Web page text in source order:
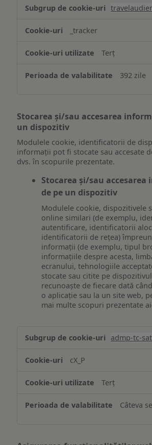
_tracker
Terț
392 zile
Stocarea și/sau accesarea
un dispozitiv
Modulele cookie, identificatorii de
informații pot fi stocate sau accesate
dvs. în scopurile prezentate.
Stocarea și/sau
de pe un dispozitiv
Modulele cookie, dispozitivele
online similari (de exemplu,
autentificare, identificatorii
identificatorii de rețea)
informații (de exemplu, tipul
informațiile despre acesta,
ecranului, tehnologiile
stocate sau citite pe
recunoaște de fiecare dată
o aplicație sau la un site web,
mai multe scopuri prezentate
și/sau
informațiilor
pe
dispozitiv
admp-tc-
cX_P
Terț
Câteva